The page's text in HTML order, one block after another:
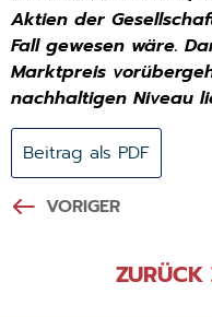
Aktien der
Fall gewesen wäre.
Marktpreis
nachhaltigen Niveau
Beitrag als PDF
VORIGER
ZURÜCK